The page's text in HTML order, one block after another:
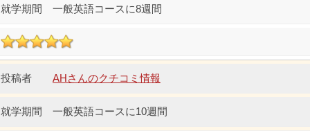
一般英語コースに8週間
AHさんのクチコミ情報
一般英語コースに10週間